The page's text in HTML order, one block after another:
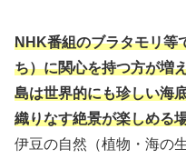
NHK番組のブラタモリ等
ち）に関心を持つ方が増
島は世界的にも珍しい海
織りなす絶景が楽しめる
伊豆の自然（植物・海の